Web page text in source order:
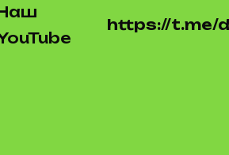
https://t.me/